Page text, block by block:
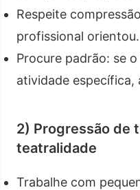
Respeite
profissional orientou.
Procure padrão: se
atividade específica,
2) Progressão de
teatralidade
Trabalhe com